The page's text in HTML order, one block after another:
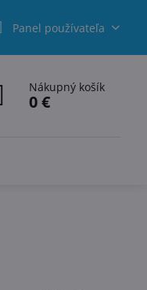
Panel používateľa
Nákupný košík
0 €